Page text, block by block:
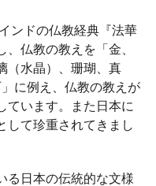
ンドの仏教経典『法華
仏教の教えを「金、
（水晶）、珊瑚、真
に例え、仏教の教えが
ています。また日本に
して珍重されてきまし
る日本の伝統的な文様